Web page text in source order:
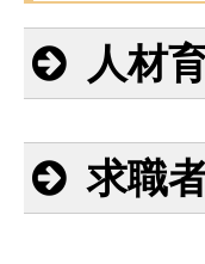
人材
求職